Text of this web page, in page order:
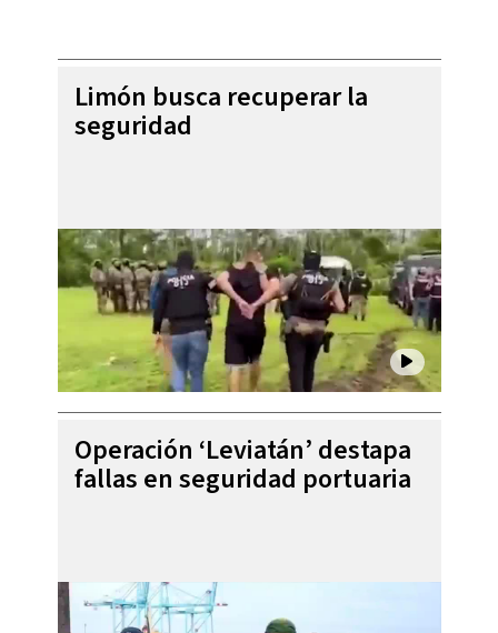
Limón busca recuperar la
seguridad
Operación ‘Leviatán’ destapa
fallas en seguridad portuaria